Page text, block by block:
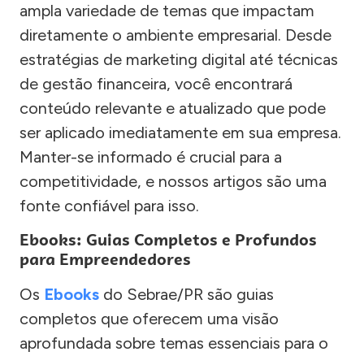
ampla variedade de temas que impactam
diretamente o ambiente empresarial. Desde
estratégias de marketing digital até técnicas
de gestão financeira, você encontrará
conteúdo relevante e atualizado que pode
ser aplicado imediatamente em sua empresa.
Manter-se informado é crucial para a
competitividade, e nossos artigos são uma
fonte confiável para isso.
Ebooks: Guias Completos e Profundos
para Empreendedores
Os Ebooks do Sebrae/PR são guias
completos que oferecem uma visão
aprofundada sobre temas essenciais para o